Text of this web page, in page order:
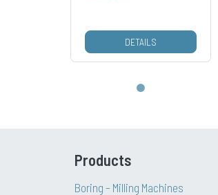
DETAILS
Products
Boring – Milling Machines